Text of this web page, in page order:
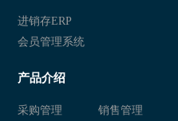
进销存ERP
会员管理系统
产品介绍
采购管理 销售管理